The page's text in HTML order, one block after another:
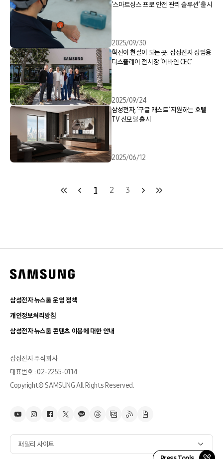
‘스마트싱스 프로 안전 관리 솔루션’ 출시
2025/09/30
혁신이 현실이 되는 곳: 삼성전자 상업용
디스플레이 전시장 ‘어바인 CEC’
2025/09/24
삼성전자, ‘구글 캐스트’ 지원하는 호텔
TV 신모델 출시
2025/06/12
1 2 3
삼성전자 뉴스룸 운영 정책
개인정보처리방침
삼성전자 뉴스룸 콘텐츠 이용에 대한 안내
삼성전자 주식회사
대표번호 : 02-2255-0114
Copyright© SAMSUNG All Rights Reserved.
패밀리 사이트